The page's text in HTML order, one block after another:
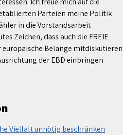
Parteien meine Politik
in die Vorstandsarbeit
Zeichen, dass auch die FREIE
europäische Belange mitdiskutieren
der EBD einbringen
Vielfalt unnötig beschränken